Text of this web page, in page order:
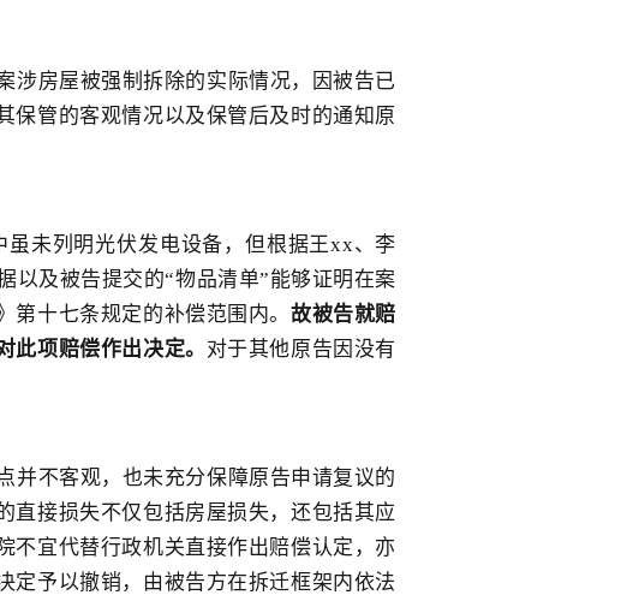
涉房屋被强制拆除的实际情况，因被告已
保管的客观情况以及保管后及时的通知原
未列明光伏发电设备，但根据王xx、李
以及被告提交的“物品清单”能够证明在案
第十七条规定的补偿范围内。故被告就赔
此项赔偿作出决定。 对于其他原告因没有
并不客观，也未充分保障原告申请复议的
直接损失不仅包括房屋损失，还包括其应
不宜代替行政机关直接作出赔偿认定，亦
定予以撤销，由被告方在拆迁框架内依法